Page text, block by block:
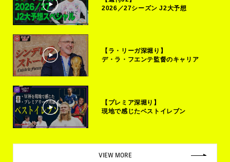
2026／27シーズン J2大予想
【ラ・リーガ深堀り】
デ・ラ・フエンテ監督のキャリア
【プレミア深堀り】
現地で感じたベストイレブン
VIEW MORE